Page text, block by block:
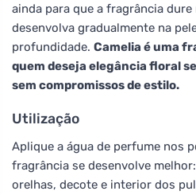
ainda para que a fragrância dure
desenvolva gradualmente na
profundidade. Camelia é uma
quem deseja elegância floral
sem compromissos de estilo.
Utilização
Aplique a água de perfume nos
fragrância se desenvolve
orelhas, decote e interior dos